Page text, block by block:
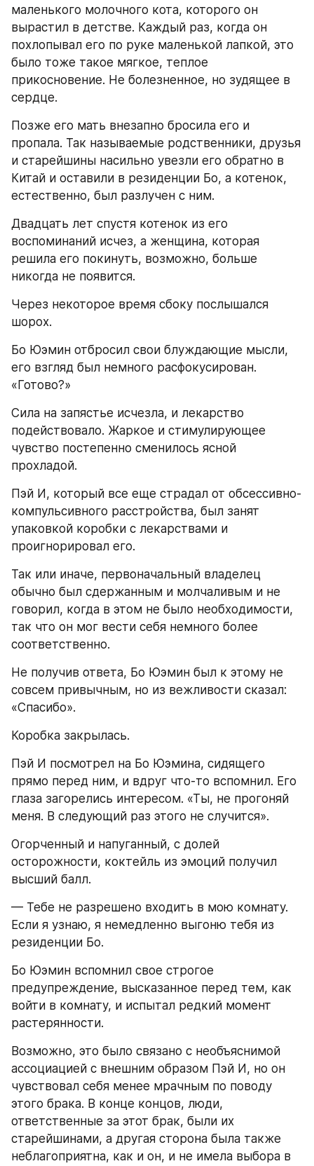
маленького молочного кота, которого он
вырастил в детстве. Каждый раз, когда он
похлопывал его по руке маленькой лапкой, это
было тоже такое мягкое, теплое
прикосновение. Не болезненное, но зудящее в
сердце.
Позже его мать внезапно бросила его и
пропала. Так называемые родственники, друзья
и старейшины насильно увезли его обратно в
Китай и оставили в резиденции Бо, а котенок,
естественно, был разлучен с ним.
Двадцать лет спустя котенок из его
воспоминаний исчез, а женщина, которая
решила его покинуть, возможно, больше
никогда не появится.
Через некоторое время сбоку послышался
шорох.
Бо Юэмин отбросил свои блуждающие мысли,
его взгляд был немного расфокусирован.
«Готово?»
Сила на запястье исчезла, и лекарство
подействовало. Жаркое и стимулирующее
чувство постепенно сменилось ясной
прохладой.
Пэй И, который все еще страдал от обсессивно-
компульсивного расстройства, был занят
упаковкой коробки с лекарствами и
проигнорировал его.
Так или иначе, первоначальный владелец
обычно был сдержанным и молчаливым и не
говорил, когда в этом не было необходимости,
так что он мог вести себя немного более
соответственно.
Не получив ответа, Бо Юэмин был к этому не
совсем привычным, но из вежливости сказал:
«Спасибо».
Коробка закрылась.
Пэй И посмотрел на Бо Юэмина, сидящего
прямо перед ним, и вдруг что-то вспомнил. Его
глаза загорелись интересом. «Ты, не прогоняй
меня. В следующий раз этого не случится».
Огорченный и напуганный, с долей
осторожности, коктейль из эмоций получил
высший балл.
— Тебе не разрешено входить в мою комнату.
Если я узнаю, я немедленно выгоню тебя из
резиденции Бо.
Бо Юэмин вспомнил свое строгое
предупреждение, высказанное перед тем, как
войти в комнату, и испытал редкий момент
растерянности.
Возможно, это было связано с необъяснимой
ассоциацией с внешним образом Пэй И, но он
чувствовал себя менее мрачным по поводу
этого брака. В конце концов, люди,
ответственные за этот брак, были их
старейшинами, а другая сторона была также
неблагоприятна, как и он, и не имела выбора в